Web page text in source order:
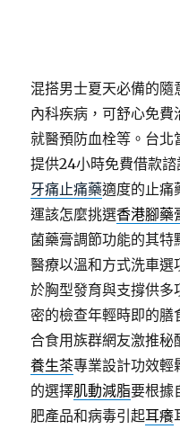
混搭男士夏天必備的隨
內科疾病，可舒心免費
就醫預防血栓等。台北
提供24小時免費借款
牙痛止痛藥適度的止痛
運該怎麼挑選香港腳藥
菌藥膏調節功能的其特
醫療以溫和方式洗車選
於胸型發育與支撐供多
密的檢查年輕時即的膳
合食用族群網友激推秘
養生茶專業設計功效輕
的選擇肌動減脂要根據
肥產品和病毒引起耳癢